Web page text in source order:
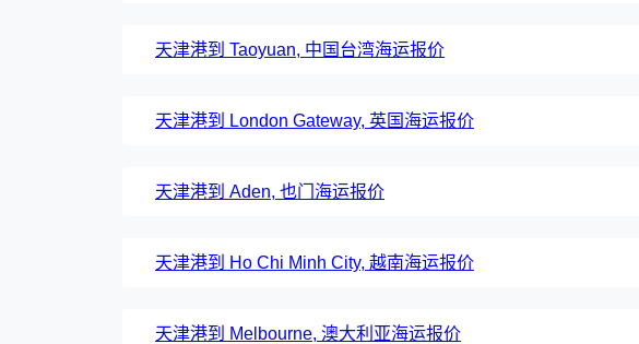
天津港到 Taoyuan, 中国台湾海运报价
天津港到 London Gateway, 英国海运报价
天津港到 Aden, 也门海运报价
天津港到 Ho Chi Minh City, 越南海运报价
天津港到 Melbourne, 澳大利亚海运报价